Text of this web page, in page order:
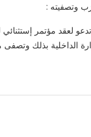
وتصفيته :
لعقد مؤتمر
الداخلية بذلك وتصفى